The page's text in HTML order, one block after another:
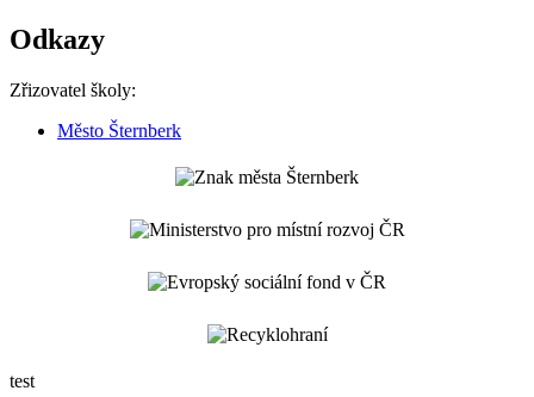
Odkazy
Zřizovatel školy:
Město Šternberk
test